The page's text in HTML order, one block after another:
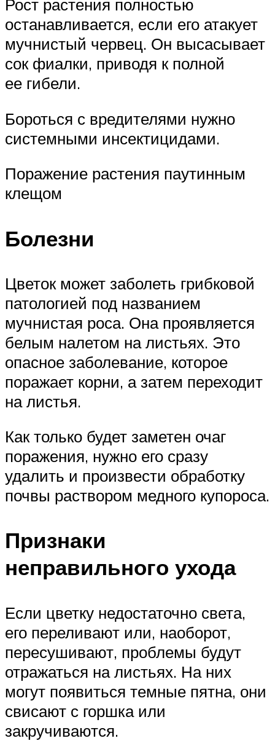
Рост растения полностью
останавливается, если его атакует
мучнистый червец. Он высасывает
сок фиалки, приводя к полной
ее гибели.
Бороться с вредителями нужно
системными инсектицидами.
Поражение растения паутинным
клещом
Болезни
Цветок может заболеть грибковой
патологией под названием
мучнистая роса. Она проявляется
белым налетом на листьях. Это
опасное заболевание, которое
поражает корни, а затем переходит
на листья.
Как только будет заметен очаг
поражения, нужно его сразу
удалить и произвести обработку
почвы раствором медного купороса.
Признаки
неправильного ухода
Если цветку недостаточно света,
его переливают или, наоборот,
пересушивают, проблемы будут
отражаться на листьях. На них
могут появиться темные пятна, они
свисают с горшка или
закручиваются.